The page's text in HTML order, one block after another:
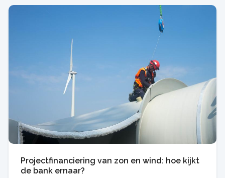
Projectfinanciering van zon en wind: hoe kijkt
de bank ernaar?